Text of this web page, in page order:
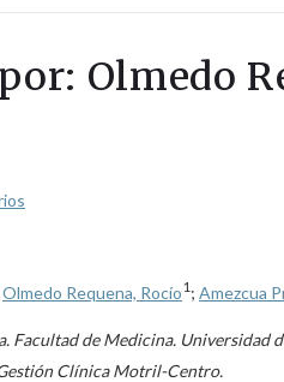
Olmedo
Olmedo Requena, Rocío1 ; Amezcua
Facultad de Medicina. Universidad
Clínica Motril-Centro.